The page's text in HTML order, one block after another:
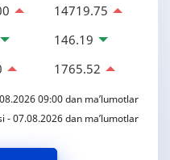
14719.75
146.19
1765.52
09:00 dan ma’lumotlar
- 07.08.2026 dan ma’lumotlar